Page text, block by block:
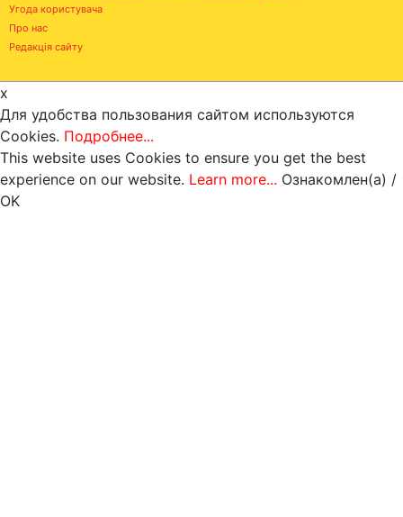
Угода користувача
Про нас
Редакція сайту
x
Для удобства пользования сайтом используются
Cookies. Подробнее...
This website uses Cookies to ensure you get the best
experience on our website. Learn more... Ознакомлен(а) /
OK